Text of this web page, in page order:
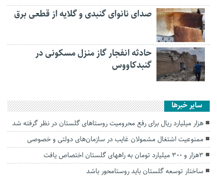
صدای نانوای گنبدی و گلایه از قطعی برق
حادثه انفجار گاز منزل مسکونی در
گنبدکاووس
سایر خبرها
هزار میلیارد ریال برای رفع محرومیت‌ روستاهای گلستان در نظر گرفته شد
ممنوعیت اشتغال مشمولان غایب در سازمان‌های دولتی و خصوصی
۳هزار و ۳۰۰ میلیارد تومان به راههای گلستان اختصاص یافت
ساختار توسعه گلستان باید روستامحور باشد